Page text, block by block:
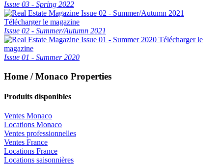
Issue 03 - Spring 2022
Télécharger le magazine
Issue 02 - Summer/Autumn 2021
Télécharger le
magazine
Issue 01 - Summer 2020
Home / Monaco Properties
Produits disponibles
Ventes Monaco
Locations Monaco
Ventes professionnelles
Ventes France
Locations France
Locations saisonnières